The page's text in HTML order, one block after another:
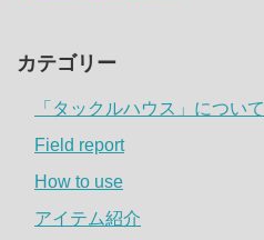
カテゴリー
「タックルハウス」について
Field report
How to use
アイテム紹介